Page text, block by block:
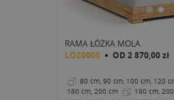
RAMA ŁÓŻKA MOLA
LOZ0005 OD 2 870,00 zł
80 cm, 90 cm, 100 cm, 120
180 cm, 200 cm
190 cm,